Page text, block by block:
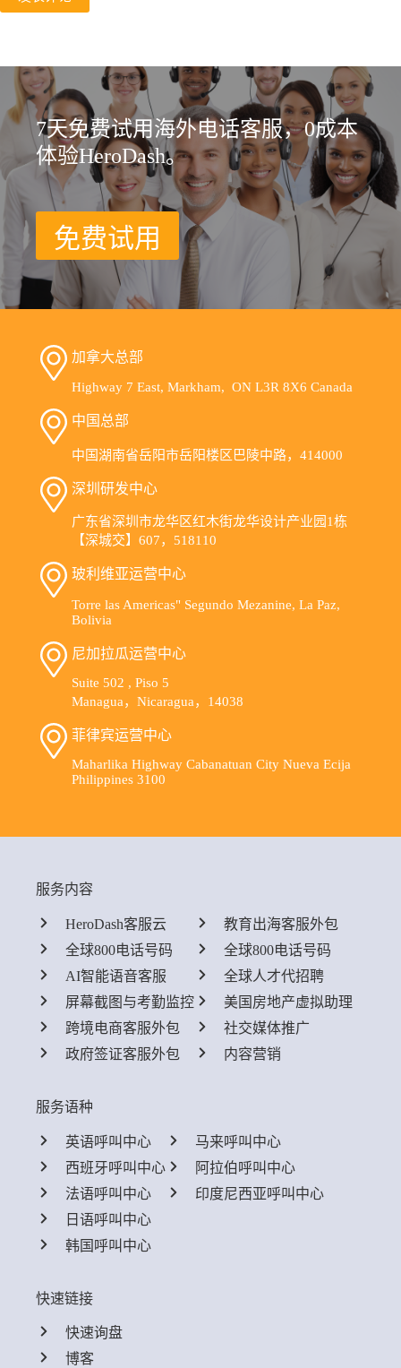
7天免费试用海外电话客服，0成本
体验HeroDash。
免费试用
加拿大总部
Highway 7 East, Markham, ON L3R 8X6 Canada
中国总部
中国湖南省岳阳市岳阳楼区巴陵中路，414000
深圳研发中心
广东省深圳市龙华区红木街龙华设计产业园1栋
【深城交】607，518110
玻利维亚运营中心
Torre las Americas" Segundo Mezanine, La Paz,
Bolivia
尼加拉瓜运营中心
Suite 502 , Piso 5
Managua，Nicaragua，14038
菲律宾运营中心
Maharlika Highway Cabanatuan City Nueva Ecija
Philippines 3100
服务内容
HeroDash客服云
全球800电话号码
AI智能语音客服
屏幕截图与考勤监控
跨境电商客服外包
政府签证客服外包
教育出海客服外包
全球800电话号码
全球人才代招聘
美国房地产虚拟助理
社交媒体推广
内容营销
服务语种
英语呼叫中心
西班牙呼叫中心
法语呼叫中心
日语呼叫中心
韩国呼叫中心
马来呼叫中心
阿拉伯呼叫中心
印度尼西亚呼叫中心
快速链接
快速询盘
博客